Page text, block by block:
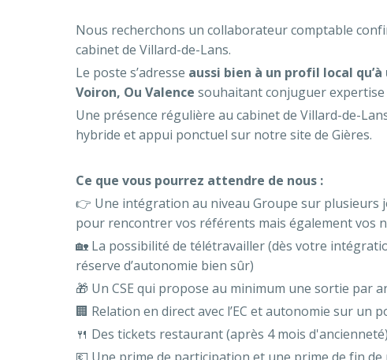
Nous recherchons un collaborateur comptable
cabinet de Villard-de-Lans.
Le poste s’adresse aussi bien à un profil local
Voiron, Ou Valence souhaitant conjuguer
Une présence régulière au cabinet de Villard-de-
hybride et appui ponctuel sur notre site de Gières.
Ce que vous pourrez attendre de nous :
👉 Une intégration au niveau Groupe sur plusieurs
pour rencontrer vos référents mais également vos
🏡 La possibilité de télétravailler (dès votre
réserve d’autonomie bien sûr)
🎁 Un CSE qui propose au minimum une sortie par
🏢 Relation en direct avec l’EC et autonomie sur un
🍴 Des tickets restaurant (après 4 mois d'ancienneté)